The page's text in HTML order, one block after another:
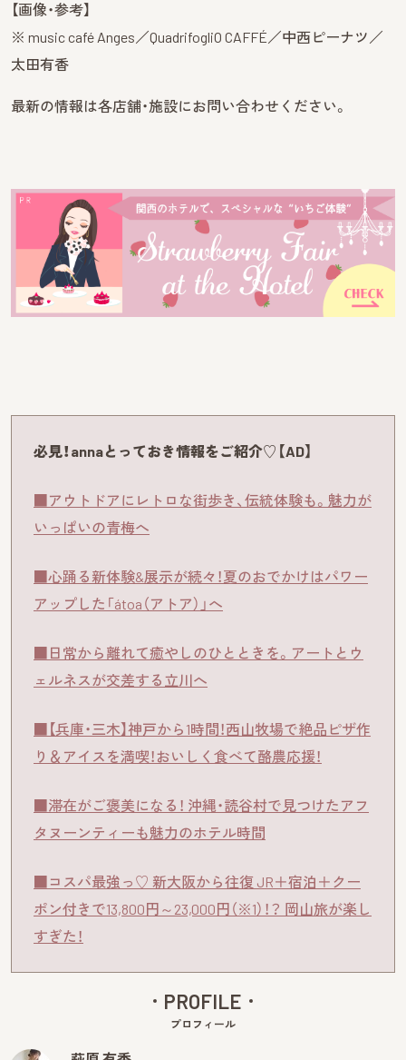
【画像・参考】
※ music café Anges／QuadrifogliO CAFFÉ／中西ピーナツ／
太田有香
最新の情報は各店舗・施設にお問い合わせください。
必見！annaとっておき情報をご紹介♡【AD】
■アウトドアにレトロな街歩き、伝統体験も。魅力が
いっぱいの青梅へ
■心踊る新体験&展示が続々！夏のおでかけはパワー
アップした「átoa（アトア）」へ
■日常から離れて癒やしのひとときを。アートとウ
ェルネスが交差する立川へ
■【兵庫・三木】神戸から1時間！西山牧場で絶品ピザ作
り＆アイスを満喫！おいしく食べて酪農応援！
■滞在がご褒美になる！ 沖縄・読谷村で見つけたアフ
タヌーンティーも魅力のホテル時間
■コスパ最強っ♡ 新大阪から往復 JR＋宿泊＋クー
ポン付きで13,800円～23,000円（※1）！？ 岡山旅が楽し
すぎた！
PROFILE
プロフィール